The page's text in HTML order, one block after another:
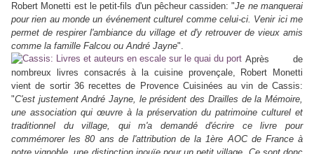
Robert Monetti est le petit-fils d'un pêcheur cassiden: "Je ne manquerai
pour rien au monde un événement culturel comme celui-ci. Venir ici me
permet de respirer l'ambiance du village et d'y retrouver de vieux amis
comme la famille Falcou ou André Jayne".
Après de
nombreux livres consacrés à la cuisine provençale, Robert Monetti
vient de sortir 36 recettes de Provence Cuisinées au vin de Cassis:
"C'est justement André Jayne, le président des Drailles de la Mémoire,
une association qui œuvre à la préservation du patrimoine culturel et
traditionnel du village, qui m'a demandé d'écrire ce livre pour
commémorer les 80 ans de l'attribution de la 1ère AOC de France à